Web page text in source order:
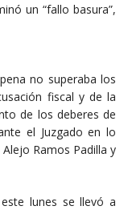
un “fallo basura”,
no superaba los
fiscal y de la
de los deberes de
el Juzgado en lo
Ramos Padilla y
lunes se llevó a